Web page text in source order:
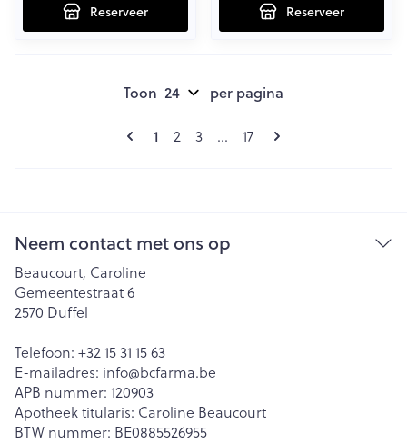
Reserveer Reserveer
Pagina's
U lees momenteel pagina
1 Pagina
2 Pagina
3 ... Pagina
17
Toon per pagina
Neem contact met ons op
Beaucourt, Caroline
Gemeentestraat 6
2570 Duffel
Telefoon: +32 15 31 15 63
E-mailadres: info@bcfarma.be
APB nummer: 120903
Apotheek titularis: Caroline Beaucourt
BTW nummer: BE0885526955